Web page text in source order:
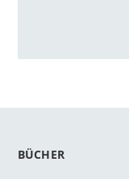
BÜCHER